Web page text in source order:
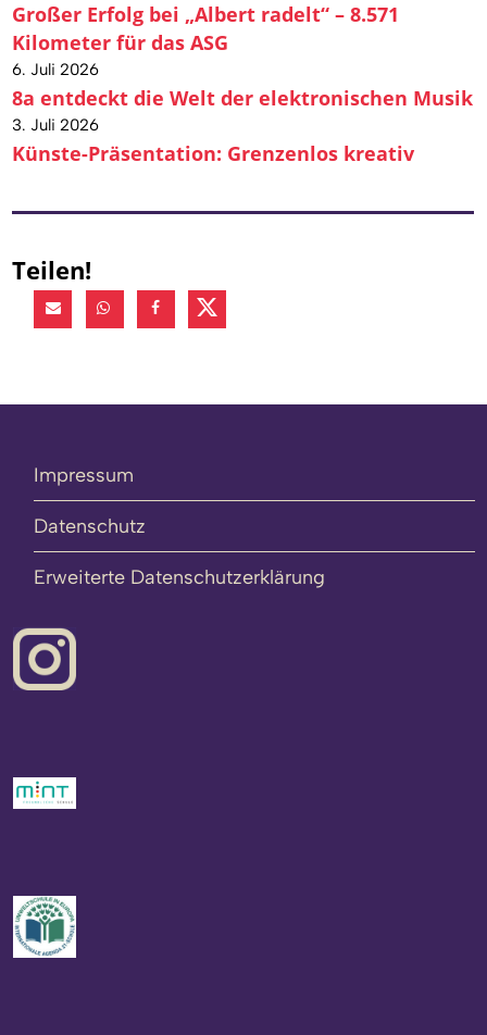
Großer Erfolg bei „Albert radelt“ – 8.571
Kilometer für das ASG
6. Juli 2026
8a entdeckt die Welt der elektronischen Musik
3. Juli 2026
Künste-Präsentation: Grenzenlos kreativ
Teilen!
Impressum
Datenschutz
Erweiterte Datenschutzerklärung